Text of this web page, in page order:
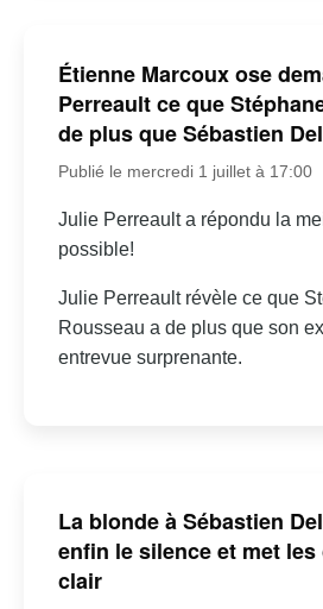
Étienne Marcoux ose
Perreault ce que
de plus que Sébastien
Publié le mercredi 1 juillet à 17:00
Julie Perreault a répondu la
possible!
Julie Perreault révèle ce que
Rousseau a de plus que son
entrevue surprenante.
La blonde à Sébastien
enfin le silence et met les
clair